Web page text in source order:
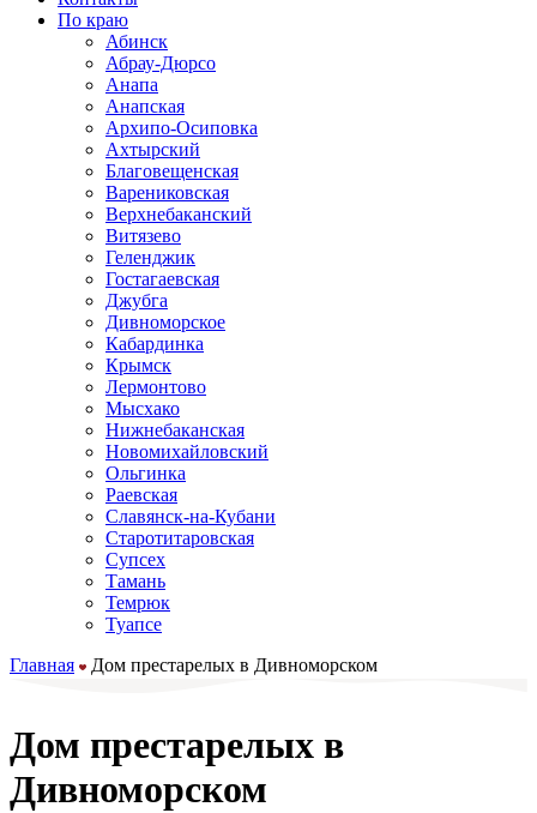
По краю
Абинск
Абрау-Дюрсо
Анапа
Анапская
Архипо-Осиповка
Ахтырский
Благовещенская
Варениковская
Верхнебаканский
Витязево
Геленджик
Гостагаевская
Джубга
Дивноморское
Кабардинка
Крымск
Лермонтово
Мысхако
Нижнебаканская
Новомихайловский
Ольгинка
Раевская
Славянск-на-Кубани
Старотитаровская
Супсех
Тамань
Темрюк
Туапсе
Главная
Дом престарелых в Дивноморском
Дом престарелых в
Дивноморском